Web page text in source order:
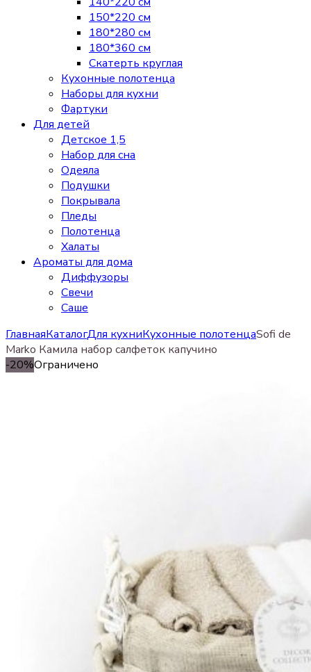
150*220 см
180*280 см
180*360 см
Скатерть круглая
Кухонные полотенца
Наборы для кухни
Фартуки
Для детей
Детское 1,5
Набор для сна
Одеяла
Подушки
Покрывала
Пледы
Полотенца
Халаты
Ароматы для дома
Диффузоры
Свечи
Cаше
ГлавнаяКаталогДля кухниКухонные полотенцаSofi de
Marko Камила набор салфеток капучино
-20%Ограничено